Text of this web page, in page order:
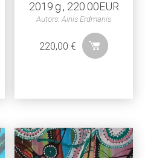
2019.g., 220.00EUR
Autors: Ainis Erdmanis
220,00€